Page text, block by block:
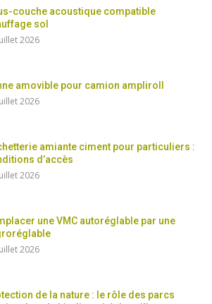
couche acoustique compatible
sol
2026
amovible pour camion ampliroll
2026
amiante ciment pour particuliers :
d’accès
2026
une VMC autoréglable par une
2026
de la nature : le rôle des parcs